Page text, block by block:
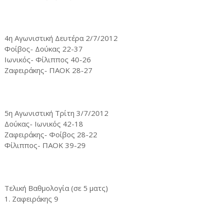
4η Αγωνιστική Δευτέρα 2/7/2012
Φοίβος- Δούκας 22-37
Ιωνικός- Φίλιππος 40-26
Zαφειράκης- ΠΑΟΚ 28-27
5η Αγωνιστική Τρίτη 3/7/2012
Δούκας- Ιωνικός 42-18
Ζαφειράκης- Φοίβος 28-22
Φίλιππος- ΠΑΟΚ 39-29
Τελική Βαθμολογία (σε 5 ματς)
1. Ζαφειράκης 9